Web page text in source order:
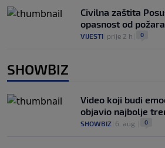
Civilna zaštita
opasnost od
VIJESTI prije 2 h 0
SHOWBIZ
Video koji budi
objavio najbolje
SHOWBIZ 6. aug. 0